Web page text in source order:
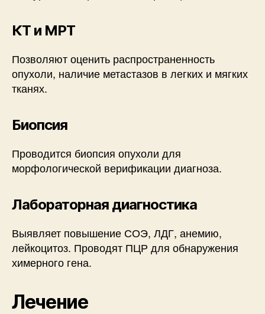
КТ и МРТ
Позволяют оценить распространенность
опухоли, наличие метастазов в легких и мягких
тканях.
Биопсия
Проводится биопсия опухоли для
морфологической верификации диагноза.
Лабораторная диагностика
Выявляет повышение СОЭ, ЛДГ, анемию,
лейкоцитоз. Проводят ПЦР для обнаружения
химерного гена.
Лечение